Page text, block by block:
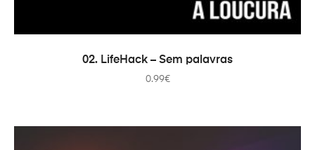
AJOUTER AU PANIER
02. LifeHack – Sem palavras
0.99€